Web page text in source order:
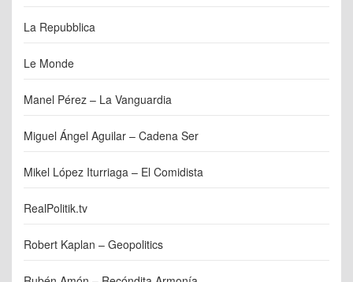
La Repubblica
Le Monde
Manel Pérez – La Vanguardia
Miguel Ángel Aguilar – Cadena Ser
Mikel López Iturriaga – El Comidista
RealPolitik.tv
Robert Kaplan – Geopolitics